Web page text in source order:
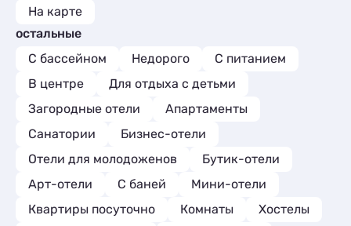
На карте
остальные
С бассейном
Недорого
С питанием
В центре
Для отдыха с детьми
Загородные отели
Апартаменты
Санатории
Бизнес-отели
Отели для молодоженов
Бутик-отели
Арт-отели
С баней
Мини-отели
Квартиры посуточно
Комнаты
Хостелы